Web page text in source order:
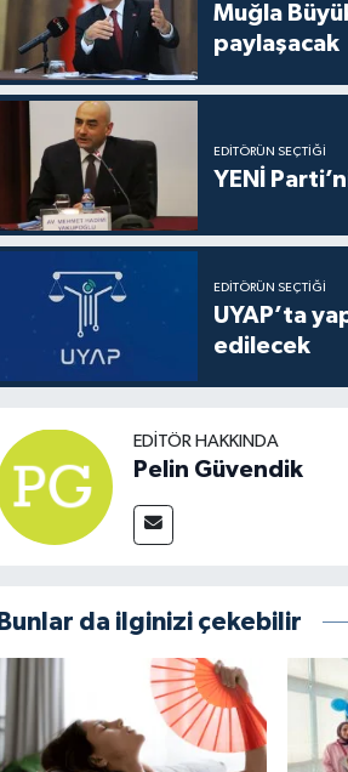
Muğla
paylaşacak
EDITÖRÜN SEÇTIĞI
YENİ
EDITÖRÜN SEÇTIĞI
UYAP’ta
edilecek
EDITÖR HAKKINDA
Pelin Güvendik
Bunlar da ilginizi çekebilir